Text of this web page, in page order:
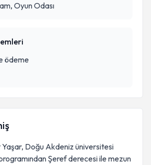
Oyun Odası
ödeme
Doğu Akdeniz üniversitesi
Şeref derecesi ile mezun